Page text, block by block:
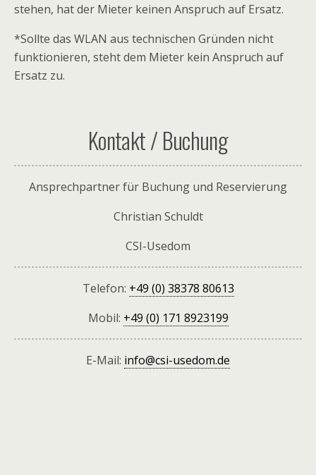
stehen, hat der Mieter keinen Anspruch auf Ersatz.
*Sollte das WLAN aus technischen Gründen nicht
funktionieren, steht dem Mieter kein Anspruch auf
Ersatz zu.
Kontakt / Buchung
Ansprechpartner für Buchung und Reservierung
Christian Schuldt
CSI-Usedom
Telefon: +49 (0) 38378 80613
Mobil: +49 (0) 171 8923199
E-Mail: info@csi-usedom.de